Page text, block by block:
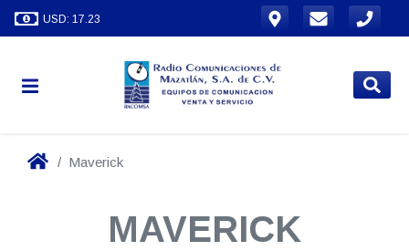
USD: 17.23
Maverick
MAVERICK